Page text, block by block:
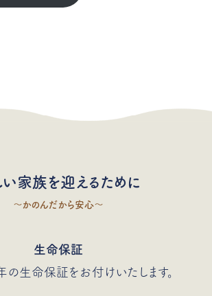
い家族を迎えるために
〜かのんだから安心〜
生命保証
の生命保証をお付けいたします。